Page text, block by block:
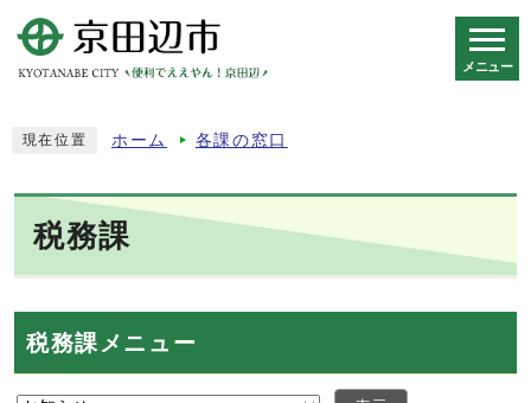
メニュー
現在位置 ホーム 各課の窓口
税務課
税務課メニュー